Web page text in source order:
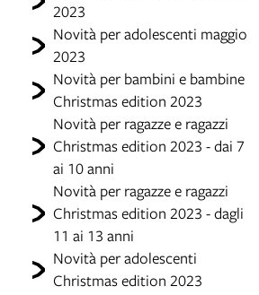
2023
Novità per adolescenti maggio
2023
Novità per bambini e bambine
Christmas edition 2023
Novità per ragazze e ragazzi
Christmas edition 2023 - dai 7
ai 10 anni
Novità per ragazze e ragazzi
Christmas edition 2023 - dagli
11 ai 13 anni
Novità per adolescenti
Christmas edition 2023